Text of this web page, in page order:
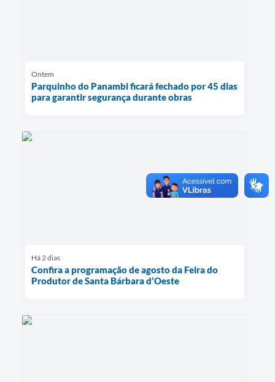
Ontem
Parquinho do Panambi ficará fechado por 45 dias
para garantir segurança durante obras
Há 2 dias
Confira a programação de agosto da Feira do
Produtor de Santa Bárbara d’Oeste